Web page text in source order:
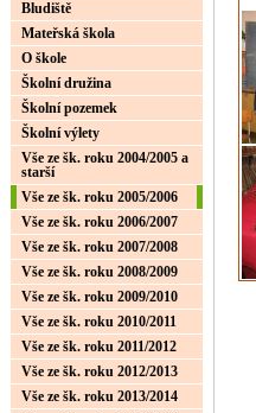
Bludiště
Mateřská škola
O škole
Školní družina
Školní pozemek
Školní výlety
Vše ze šk. roku 2004/2005 a
starší
Vše ze šk. roku 2005/2006
Vše ze šk. roku 2006/2007
Vše ze šk. roku 2007/2008
Vše ze šk. roku 2008/2009
Vše ze šk. roku 2009/2010
Vše ze šk. roku 2010/2011
Vše ze šk. roku 2011/2012
Vše ze šk. roku 2012/2013
Vše ze šk. roku 2013/2014